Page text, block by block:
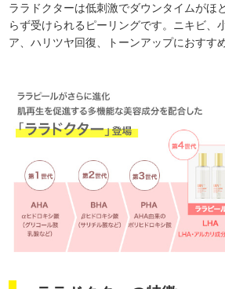
ララドクターは低刺激でダウンタイムがほ
らず受けられるピーリングです。ニキビ、
ア、ハリツヤ回復、トーンアップにおすす